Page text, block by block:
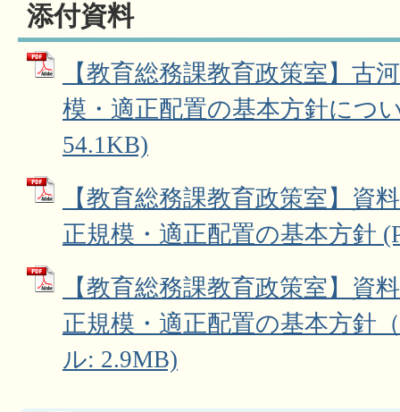
添付資料
【教育総務課教育政策室】古
模・適正配置の基本方針につ
54.1KB)
【教育総務課教育政策室】資
正規模・適正配置の基本方針
【教育総務課教育政策室】資
正規模・適正配置の基本方針
ル: 2.9MB)